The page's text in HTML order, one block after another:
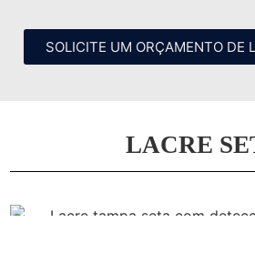
SOLICITE UM ORÇAMENTO DE
LACRE